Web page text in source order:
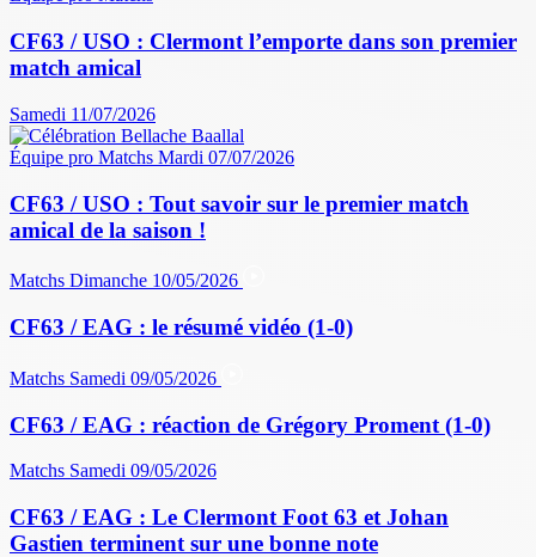
CF63 / USO : Clermont l’emporte dans son premier
match amical
Samedi 11/07/2026
Équipe pro Matchs Mardi 07/07/2026
CF63 / USO : Tout savoir sur le premier match
amical de la saison !
Matchs Dimanche 10/05/2026
CF63 / EAG : le résumé vidéo (1-0)
Matchs Samedi 09/05/2026
CF63 / EAG : réaction de Grégory Proment (1-0)
Matchs Samedi 09/05/2026
CF63 / EAG : Le Clermont Foot 63 et Johan
Gastien terminent sur une bonne note